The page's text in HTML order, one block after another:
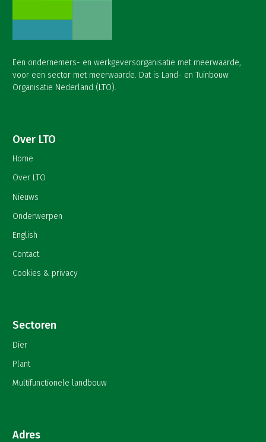
Een ondernemers- en werkgeversorganisatie met meerwaarde,
voor een sector met meerwaarde. Dat is Land- en Tuinbouw
Organisatie Nederland (LTO).
Over LTO
Home
Over LTO
Nieuws
Onderwerpen
English
Contact
Cookies & privacy
Sectoren
Dier
Plant
Multifunctionele landbouw
Adres